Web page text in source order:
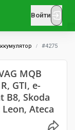
Войти
#4275
MQB
GTI, e-
B8, Skoda
Ateca